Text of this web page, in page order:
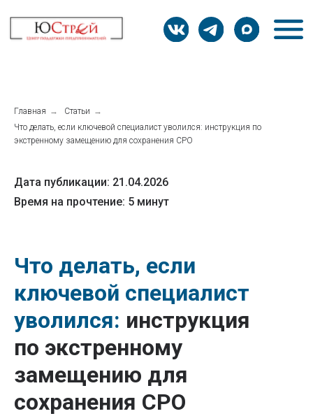
Главная → Статьи →
Что делать, если ключевой специалист уволился: инструкция по
экстренному замещению для сохранения СРО
Дата публикации: 21.04.2026
Время на прочтение: 5 минут
Что делать, если
ключевой специалист
уволился: инструкция
по экстренному
замещению для
сохранения СРО